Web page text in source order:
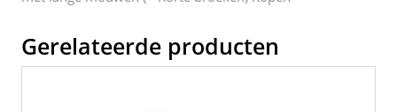
Gerelateerde producten